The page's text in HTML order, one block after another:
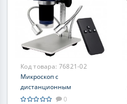
Код товара: 76821-02
Микроскоп с
дистанционным
управлением Levenhuk
0